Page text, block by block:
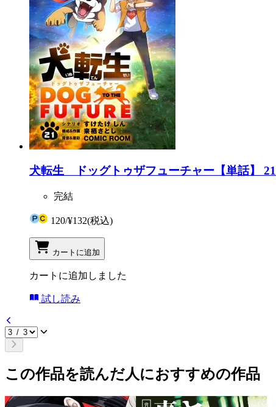
犬転生 ドッグトゥザフューチャー【単話】 21
完結
120/¥132(税込)
カートに追加
カートに追加しました
試し読み
この作品を読んだ人におすすめの作品